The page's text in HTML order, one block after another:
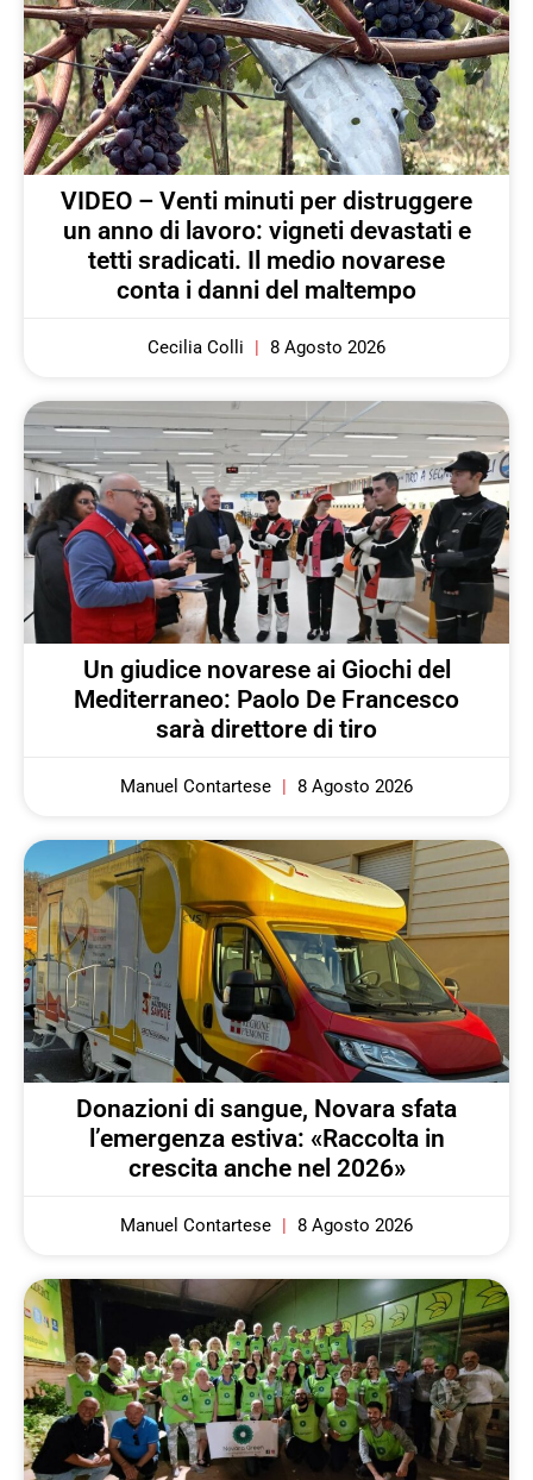
VIDEO – Venti minuti per distruggere
un anno di lavoro: vigneti devastati e
tetti sradicati. Il medio novarese
conta i danni del maltempo
Cecilia Colli 8 Agosto 2026
Un giudice novarese ai Giochi del
Mediterraneo: Paolo De Francesco
sarà direttore di tiro
Manuel Contartese 8 Agosto 2026
Donazioni di sangue, Novara sfata
l’emergenza estiva: «Raccolta in
crescita anche nel 2026»
Manuel Contartese 8 Agosto 2026